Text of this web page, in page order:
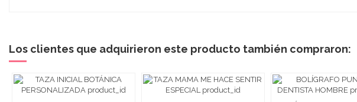
Los clientes que adquirieron este producto también compraron: